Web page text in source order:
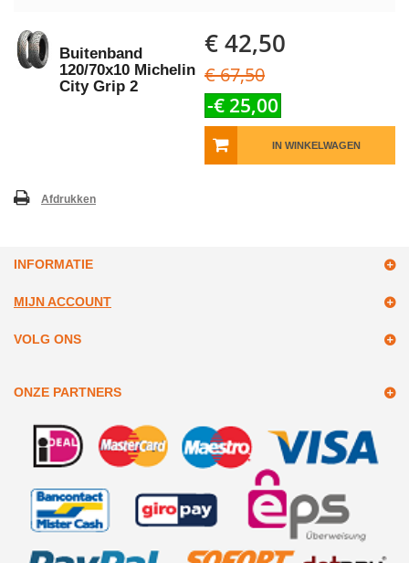
Buitenband
120/70x10 Michelin
City Grip 2
€ 42,50
€ 67,50
-€ 25,00
IN WINKELWAGEN
Afdrukken
INFORMATIE
MIJN ACCOUNT
VOLG ONS
ONZE PARTNERS